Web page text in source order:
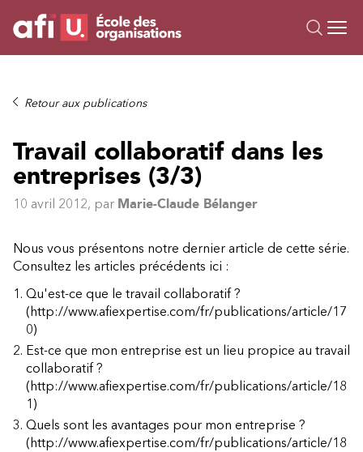
Formations
Sur mesure
À propos
Ressources
Retour aux publications
Travail collaboratif dans les
entreprises (3/3)
10 avril 2012, par Marie-Claude Bélanger
Nous vous présentons notre dernier article de cette série.
Consultez les articles précédents ici :
Qu'est-ce que le travail collaboratif ?
(http://www.afiexpertise.com/fr/publications/article/17
0)
Est-ce que mon entreprise est un lieu propice au travail
collaboratif ?
(http://www.afiexpertise.com/fr/publications/article/18
1)
Quels sont les avantages pour mon entreprise ?
(http://www.afiexpertise.com/fr/publications/article/18